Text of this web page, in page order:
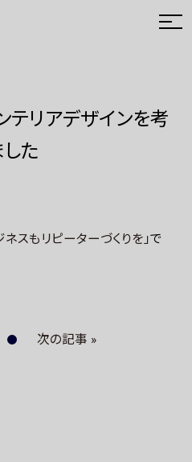
テリアデザインを考
た
ネスもリピーターづくりを」で
次の記事 »